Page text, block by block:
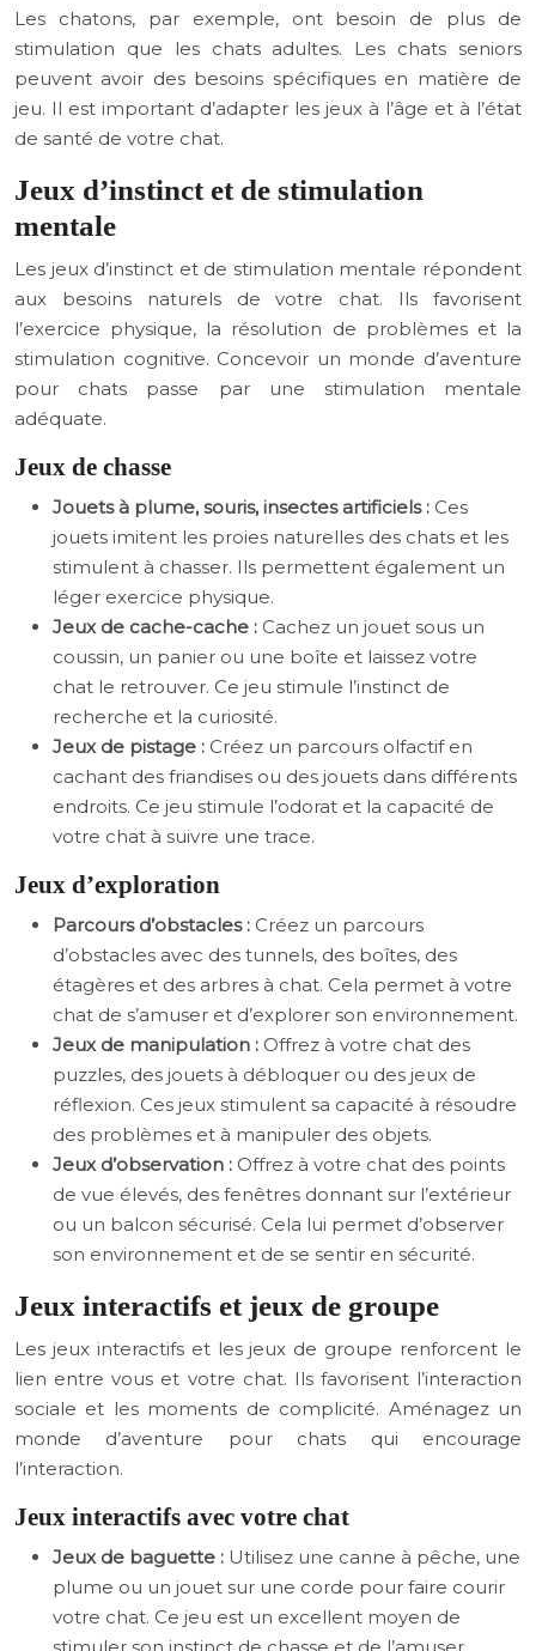
Les chatons, par exemple, ont besoin de plus de
stimulation que les chats adultes. Les chats seniors
peuvent avoir des besoins spécifiques en matière de
jeu. Il est important d’adapter les jeux à l’âge et à l’état
de santé de votre chat.
Jeux d’instinct et de stimulation
mentale
Les jeux d’instinct et de stimulation mentale répondent
aux besoins naturels de votre chat. Ils favorisent
l’exercice physique, la résolution de problèmes et la
stimulation cognitive. Concevoir un monde d’aventure
pour chats passe par une stimulation mentale
adéquate.
Jeux de chasse
Jouets à plume, souris, insectes artificiels : Ces
jouets imitent les proies naturelles des chats et les
stimulent à chasser. Ils permettent également un
léger exercice physique.
Jeux de cache-cache : Cachez un jouet sous un
coussin, un panier ou une boîte et laissez votre
chat le retrouver. Ce jeu stimule l’instinct de
recherche et la curiosité.
Jeux de pistage : Créez un parcours olfactif en
cachant des friandises ou des jouets dans différents
endroits. Ce jeu stimule l’odorat et la capacité de
votre chat à suivre une trace.
Jeux d’exploration
Parcours d’obstacles : Créez un parcours
d’obstacles avec des tunnels, des boîtes, des
étagères et des arbres à chat. Cela permet à votre
chat de s’amuser et d’explorer son environnement.
Jeux de manipulation : Offrez à votre chat des
puzzles, des jouets à débloquer ou des jeux de
réflexion. Ces jeux stimulent sa capacité à résoudre
des problèmes et à manipuler des objets.
Jeux d’observation : Offrez à votre chat des points
de vue élevés, des fenêtres donnant sur l’extérieur
ou un balcon sécurisé. Cela lui permet d’observer
son environnement et de se sentir en sécurité.
Jeux interactifs et jeux de groupe
Les jeux interactifs et les jeux de groupe renforcent le
lien entre vous et votre chat. Ils favorisent l’interaction
sociale et les moments de complicité. Aménagez un
monde d’aventure pour chats qui encourage
l’interaction.
Jeux interactifs avec votre chat
Jeux de baguette : Utilisez une canne à pêche, une
plume ou un jouet sur une corde pour faire courir
votre chat. Ce jeu est un excellent moyen de